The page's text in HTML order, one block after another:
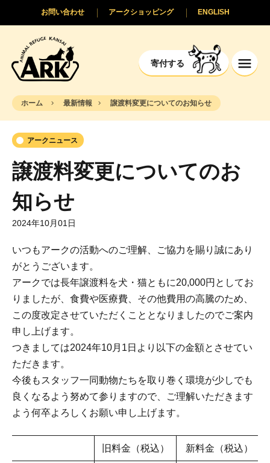
寄付する
ENGLISH
アークショッピング
お問い合わせ
ホーム 最新情報 譲渡料変更についてのお知らせ
アークニュース
譲渡料変更についてのお
知らせ
2024年10月01日
いつもアークの活動へのご理解、ご協力を賜り誠にあり
がとうございます。
アークでは長年譲渡料を犬・猫ともに20,000円としてお
りましたが、食費や医療費、その他費用の高騰のため、
この度改定させていただくこととなりましたのでご案内
申し上げます。
つきましては2024年10月1日より以下の金額とさせてい
ただきます。
今後もスタッフ一同動物たちを取り巻く環境が少しでも
良くなるよう努めて参りますので、ご理解いただきます
よう何卒よろしくお願い申し上げます。
旧料金（税込） 新料金（税込）